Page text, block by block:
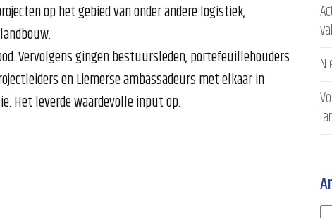
op het gebied van onder andere logistiek,
Vervolgens gingen bestuursleden, portefeuillehouders
en Liemerse ambassadeurs met elkaar in
Het leverde waardevolle input op.